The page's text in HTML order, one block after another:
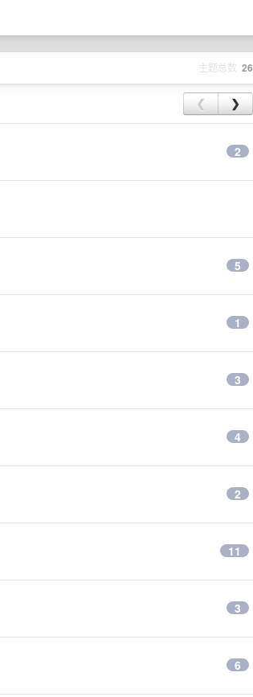
主题总数 26
❮ ❯
2
5
1
3
4
2
11
3
6